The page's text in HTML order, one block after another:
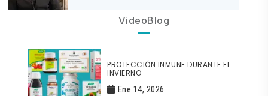
VideoBlog
PROTECCIÓN INMUNE DURANTE EL
INVIERNO
Ene 14, 2026